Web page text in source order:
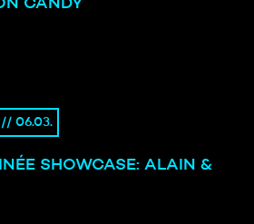
CANDY
// 06.03.
SHOWCASE: ALAIN &